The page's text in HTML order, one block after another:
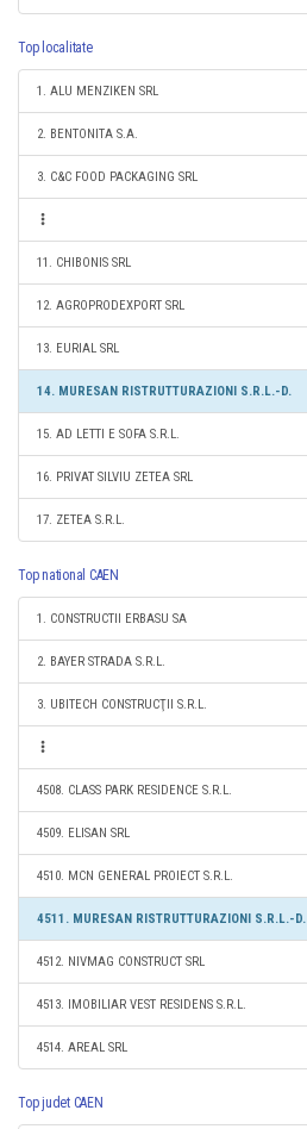
Top localitate
1. ALU MENZIKEN SRL
2. BENTONITA S.A.
3. C&C FOOD PACKAGING SRL
11. CHIBONIS SRL
12. AGROPRODEXPORT SRL
13. EURIAL SRL
14. MURESAN RISTRUTTURAZIONI S.R.L.-D.
15. AD LETTI E SOFA S.R.L.
16. PRIVAT SILVIU ZETEA SRL
17. ZETEA S.R.L.
Top national CAEN
1. CONSTRUCTII ERBASU SA
2. BAYER STRADA S.R.L.
3. UBITECH CONSTRUCŢII S.R.L.
4508. CLASS PARK RESIDENCE S.R.L.
4509. ELISAN SRL
4510. MCN GENERAL PROIECT S.R.L.
4511. MURESAN RISTRUTTURAZIONI S.R.L.-D.
4512. NIVMAG CONSTRUCT SRL
4513. IMOBILIAR VEST RESIDENS S.R.L.
4514. AREAL SRL
Top judet CAEN